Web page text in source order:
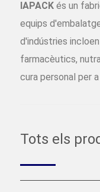
IAPACK és un
equips
d'indústries
farmacèutics,
cura personal per
Tots els